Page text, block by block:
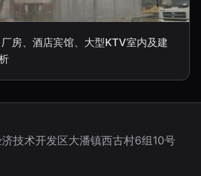
房、酒店宾馆、大型KTV室内及建
技术开发区大潘镇西古村6组10号